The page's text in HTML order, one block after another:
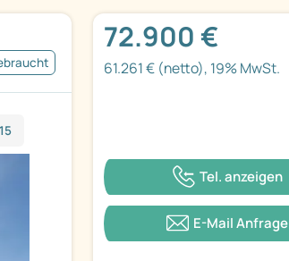
72.900 €
61.261 € (netto), 19% MwSt.
Tel. anzeigen
E-Mail Anfrage